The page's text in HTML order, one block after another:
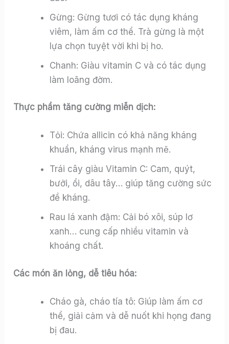
Gừng: Gừng tươi có tác dụng kháng
viêm, làm ấm cơ thể. Trà gừng là một
lựa chọn tuyệt vời khi bị ho.
Chanh: Giàu vitamin C và có tác dụng
làm loãng đờm.
Thực phẩm tăng cường miễn dịch:
Tỏi: Chứa allicin có khả năng kháng
khuẩn, kháng virus mạnh mẽ.
Trái cây giàu Vitamin C: Cam, quýt,
bưởi, ổi, dâu tây… giúp tăng cường sức
đề kháng.
Rau lá xanh đậm: Cải bó xôi, súp lơ
xanh… cung cấp nhiều vitamin và
khoáng chất.
Các món ăn lỏng, dễ tiêu hóa:
Cháo gà, cháo tía tô: Giúp làm ấm cơ
thể, giải cảm và dễ nuốt khi họng đang
bị đau.